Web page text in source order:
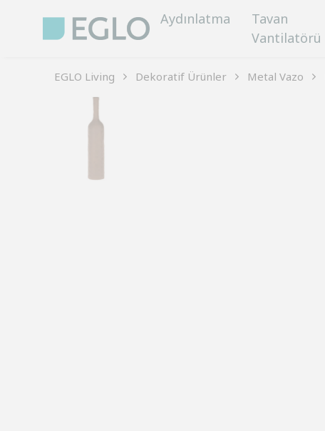
Aydınlatma
Tavan
Vantilatörü
EGLO Living Dekoratif Ürünler Metal Vazo